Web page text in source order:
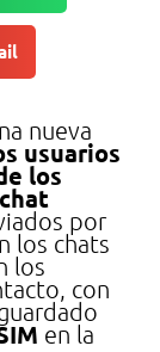
nueva
usuarios
los
por
los chats
los
con
en la